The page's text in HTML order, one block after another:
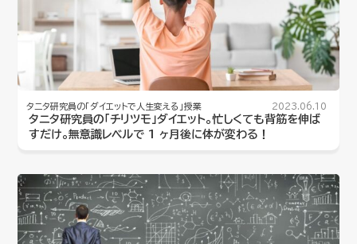
タニタ研究員の「ダイエットで人生変える」授業 2023.06.10
タニタ研究員の「チリツモ」ダイエット。忙しくても背筋を伸ば
すだけ。無意識レベルで 1 ヶ月後に体が変わる！